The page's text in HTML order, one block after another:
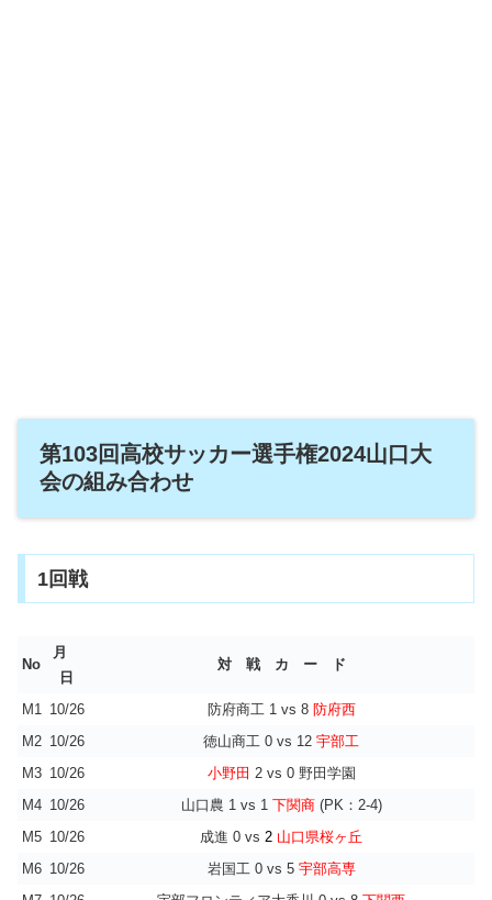
第103回高校サッカー選手権2024山口大
会の組み合わせ
1回戦
No
月
日
対 戦 カ ー ド
M1 10/26 防府商工 1 vs 8 防府西
M2 10/26 徳山商工 0 vs 12 宇部工
M3 10/26 小野田 2 vs 0 野田学園
M4 10/26 山口農 1 vs 1 下関商(PK：2-4)
M5 10/26 成進 0 vs 2 山口県桜ヶ丘
M6 10/26 岩国工 0 vs 5 宇部高専